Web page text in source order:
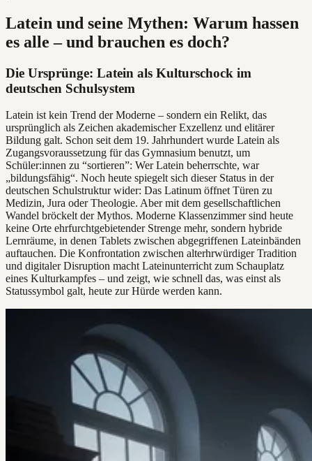
Latein und seine Mythen: Warum hassen
es alle – und brauchen es doch?
Die Ursprünge: Latein als Kulturschock im
deutschen Schulsystem
Latein ist kein Trend der Moderne – sondern ein Relikt, das
ursprünglich als Zeichen akademischer Exzellenz und elitärer
Bildung galt. Schon seit dem 19. Jahrhundert wurde Latein als
Zugangsvoraussetzung für das Gymnasium benutzt, um
Schüler:innen zu “sortieren”: Wer Latein beherrschte, war
„bildungsfähig“. Noch heute spiegelt sich dieser Status in der
deutschen Schulstruktur wider: Das Latinum öffnet Türen zu
Medizin, Jura oder Theologie. Aber mit dem gesellschaftlichen
Wandel bröckelt der Mythos. Moderne Klassenzimmer sind heute
keine Orte ehrfurchtgebietender Strenge mehr, sondern hybride
Lernräume, in denen Tablets zwischen abgegriffenen Lateinbänden
auftauchen. Die Konfrontation zwischen alterhrwürdiger Tradition
und digitaler Disruption macht Lateinunterricht zum Schauplatz
eines Kulturkampfes – und zeigt, wie schnell das, was einst als
Statussymbol galt, heute zur Hürde werden kann.